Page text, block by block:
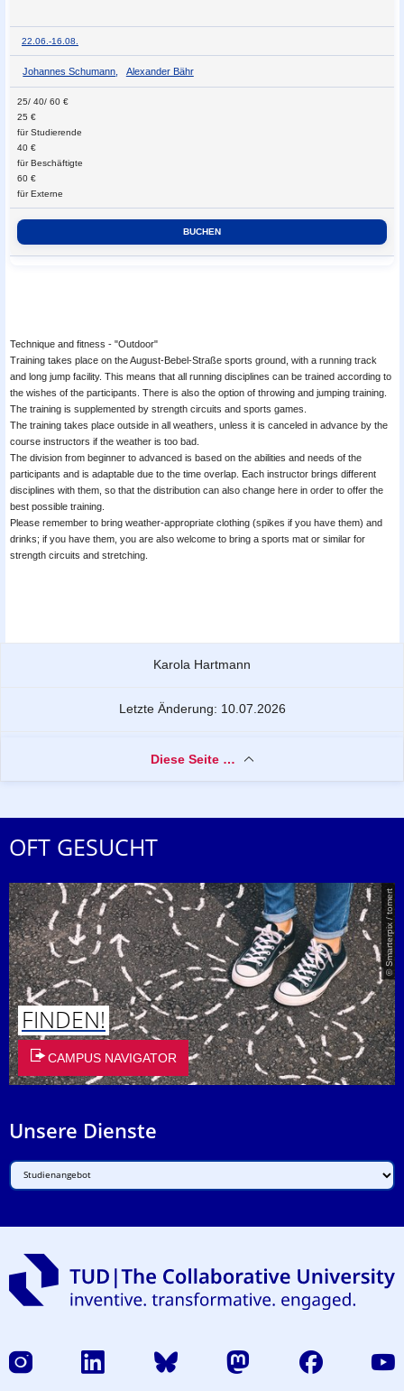
22.06.-16.08.
Johannes Schumann Alexander Bähr
25/ 40/ 60 €
25 €
für Studierende
40 €
für Beschäftigte
60 €
für Externe
Technique and fitness - "Outdoor"
Training takes place on the August-Bebel-Straße sports ground, with a running track
and long jump facility. This means that all running disciplines can be trained according to
the wishes of the participants. There is also the option of throwing and jumping training.
The training is supplemented by strength circuits and sports games.
The training takes place outside in all weathers, unless it is canceled in advance by the
course instructors if the weather is too bad.
The division from beginner to advanced is based on the abilities and needs of the
participants and is adaptable due to the time overlap. Each instructor brings different
disciplines with them, so that the distribution can also change here in order to offer the
best possible training.
Please remember to bring weather-appropriate clothing (spikes if you have them) and
drinks; if you have them, you are also welcome to bring a sports mat or similar for
strength circuits and stretching.
Karola Hartmann
Letzte Änderung: 10.07.2026
Diese Seite …
OFT GESUCHT
© Smarterpix / tomert
FINDEN!
CAMPUS NAVIGATOR
Unsere Dienste
Instagram LinkedIn Bluesky Mastodon Facebook